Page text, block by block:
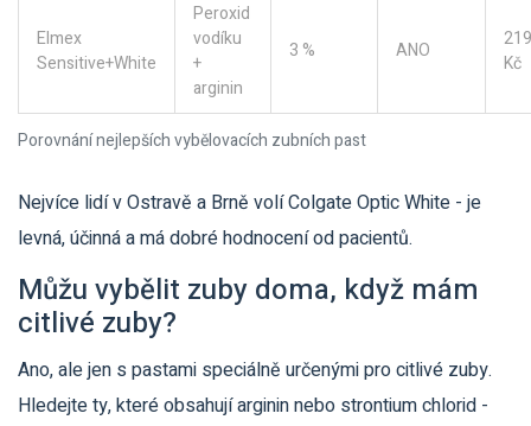
Porovnání nejlepších vybělovacích zubních past
Elmex
Sensitive+White
Peroxid
vodíku
+
arginin
3 % ANO
219
Kč
Nejvíce lidí v Ostravě a Brně volí Colgate Optic White - je
levná, účinná a má dobré hodnocení od pacientů.
Můžu vybělit zuby doma, když mám
citlivé zuby?
Ano, ale jen s pastami speciálně určenými pro citlivé zuby.
Hledejte ty, které obsahují arginin nebo strontium chlorid -